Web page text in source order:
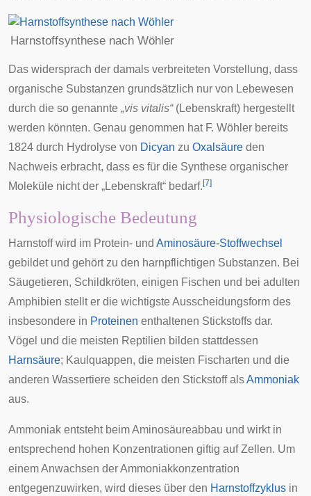
Harnstoffsynthese nach Wöhler
Das widersprach der damals verbreiteten Vorstellung, dass
organische Substanzen grundsätzlich nur von Lebewesen
durch die so genannte „vis vitalis“(Lebenskraft) hergestellt
werden könnten. Genau genommen hat F. Wöhler bereits
1824 durch Hydrolyse von Dicyan zu Oxalsäure den
Nachweis erbracht, dass es für die Synthese organischer
Moleküle nicht der „Lebenskraft“ bedarf.[7]
Physiologische Bedeutung
Harnstoff wird im Protein- und Aminosäure-Stoffwechsel
gebildet und gehört zu den harnpflichtigen Substanzen. Bei
Säugetieren, Schildkröten, einigen Fischen und bei adulten
Amphibien stellt er die wichtigste Ausscheidungsform des
insbesondere in Proteinen enthaltenen Stickstoffs dar.
Vögel und die meisten Reptilien bilden stattdessen
Harnsäure; Kaulquappen, die meisten Fischarten und die
anderen Wassertiere scheiden den Stickstoff alsAmmoniak
aus.
Ammoniak entsteht beim Aminosäureabbau und wirkt in
entsprechend hohen Konzentrationen giftig aufZellen. Um
einem Anwachsen der Ammoniakkonzentration
entgegenzuwirken, wird dieses über den Harnstoffzyklus in